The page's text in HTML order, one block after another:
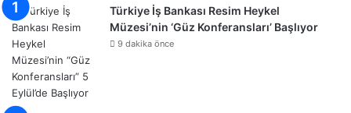
Türkiye İş Bankası Resim Heykel
Müzesi’nin ‘Güz Konferansları’ Başlıyor
9 dakika önce